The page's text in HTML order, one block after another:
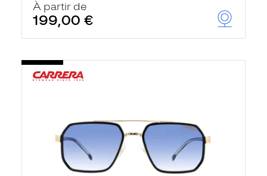
À partir de
199,00 €